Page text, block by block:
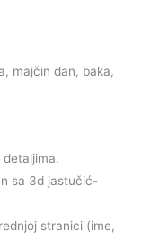
majčin dan, baka,
sa 3d jastučić-
stranici (ime,